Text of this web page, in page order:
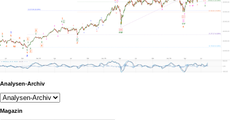
Analysen-Archiv
Magazin